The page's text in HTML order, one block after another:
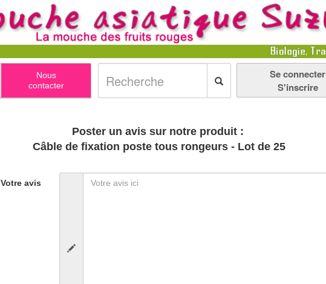
Nous
contacter
Se connecter
S'inscrire
Poster un avis sur notre produit :
Câble de fixation poste tous rongeurs - Lot de 25
Votre avis